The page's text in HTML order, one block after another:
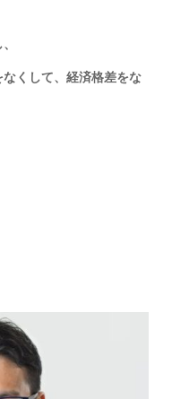
くして、経済格差をな